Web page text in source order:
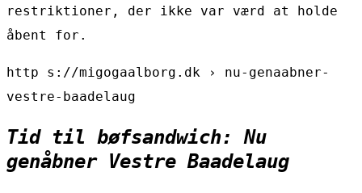
restriktioner, der ikke var værd at holde
åbent for.
http s://migogaalborg.dk › nu-genaabner-
vestre-baadelaug
Tid til bøfsandwich: Nu
genåbner Vestre Baadelaug